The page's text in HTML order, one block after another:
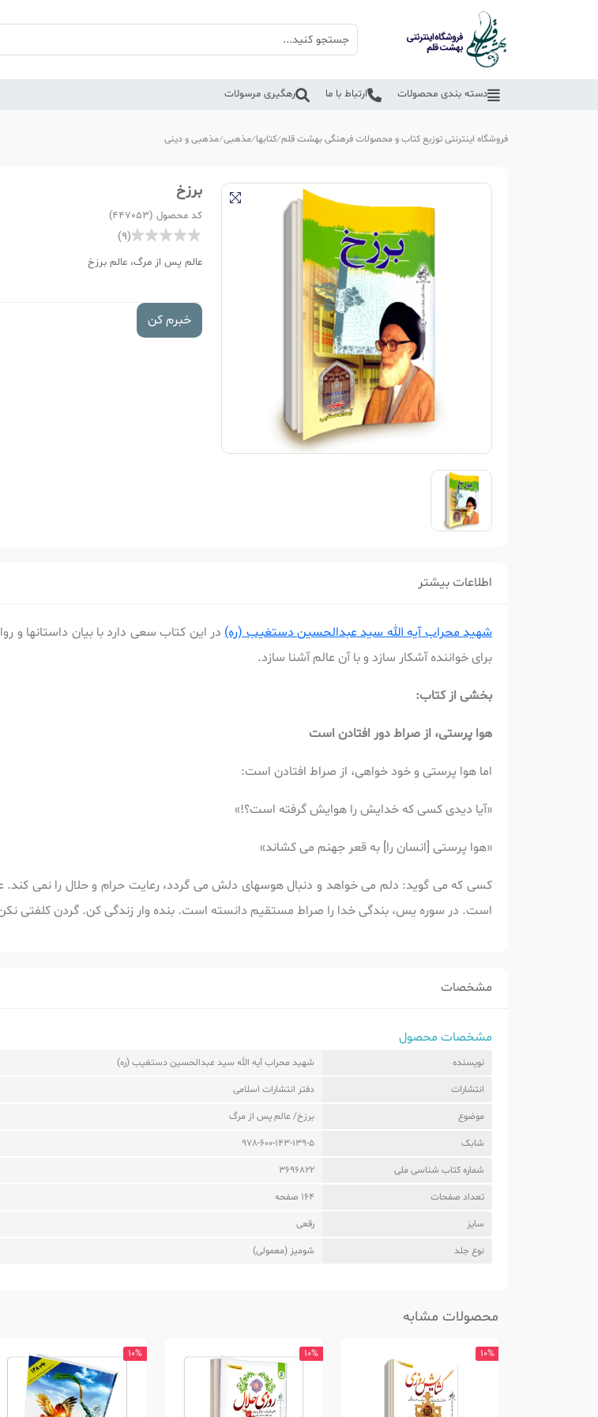
دسته بندی محصولات ارتباط با ما رهگیری مرسولات
فروشگاه اینترنتی توزیع کتاب و محصولات فرهنگی بهشت قلم کتابها مذهبی مذهبی و دینی
برزخ
کد محصول (447053)
(9)
عالم پس از مرگ، عالم برزخ
خبرم کن
اطلاعات بیشتر
شهید محراب آیه الله سید عبدالحسین دستغیب (ره)در این کتاب سعی دارد با بیان داستانها و
برای خواننده آشکار سازد و با آن عالم آشنا سازد.
بخشی از کتاب:
هوا پرستی، از صراط دور افتادن است
اما هوا پرستی و خود خواهی، از صراط افتادن است:
«آیا دیدی کسی که خدایش را هوایش گرفته است؟!»
«هوا پرستی [انسان را] به قعر جهنم می کشاند»
کسی که می گوید: دلم می خواهد و دنبال هوسهای دلش می گردد، رعایت حرام و حلال را نمی کند.
است. در سوره یس، بندگی خدا را صراط مستقیم دانسته است. بنده وار زندگی کن. گردن کلفتی
مشخصات
مشخصات محصول
نویسنده شهید محراب آیه الله سید عبدالحسین دستغیب (ره)
انتشارات دفتر انتشارات اسلامی
موضوع برزخ/ عالم پس از مرگ
شابک 978-600-143-139-5
شماره کتاب شناسی ملی 3696822
تعداد صفحات 164 صفحه
سایز رقعی
نوع جلد شومیز (معمولی)
محصولات مشابه
10%
10%
10%